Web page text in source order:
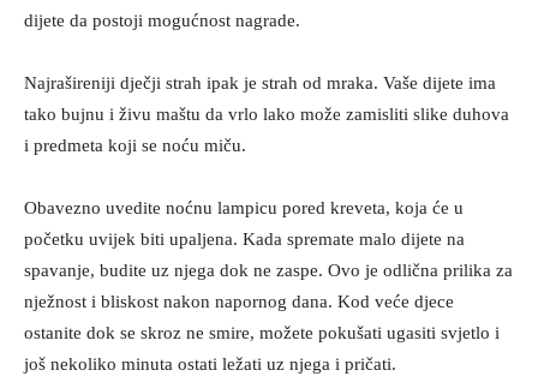
dijete da postoji mogućnost nagrade.
Najrašireniji dječji strah ipak je strah od mraka. Vaše dijete ima
tako bujnu i živu maštu da vrlo lako može zamisliti slike duhova
i predmeta koji se noću miču.
Obavezno uvedite noćnu lampicu pored kreveta, koja će u
početku uvijek biti upaljena. Kada spremate malo dijete na
spavanje, budite uz njega dok ne zaspe. Ovo je odlična prilika za
nježnost i bliskost nakon napornog dana. Kod veće djece
ostanite dok se skroz ne smire, možete pokušati ugasiti svjetlo i
još nekoliko minuta ostati ležati uz njega i pričati.